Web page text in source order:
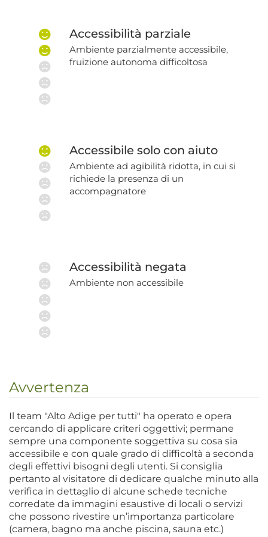
Accessibilità parziale
Ambiente parzialmente accessibile,
fruizione autonoma difficoltosa
Accessibile solo con aiuto
Ambiente ad agibilità ridotta, in cui si
richiede la presenza di un
accompagnatore
Accessibilità negata
Ambiente non accessibile
Avvertenza
Il team "Alto Adige per tutti" ha operato e opera
cercando di applicare criteri oggettivi; permane
sempre una componente soggettiva su cosa sia
accessibile e con quale grado di difficoltà a seconda
degli effettivi bisogni degli utenti. Si consiglia
pertanto al visitatore di dedicare qualche minuto alla
verifica in dettaglio di alcune schede tecniche
corredate da immagini esaustive di locali o servizi
che possono rivestire un’importanza particolare
(camera, bagno ma anche piscina, sauna etc.)